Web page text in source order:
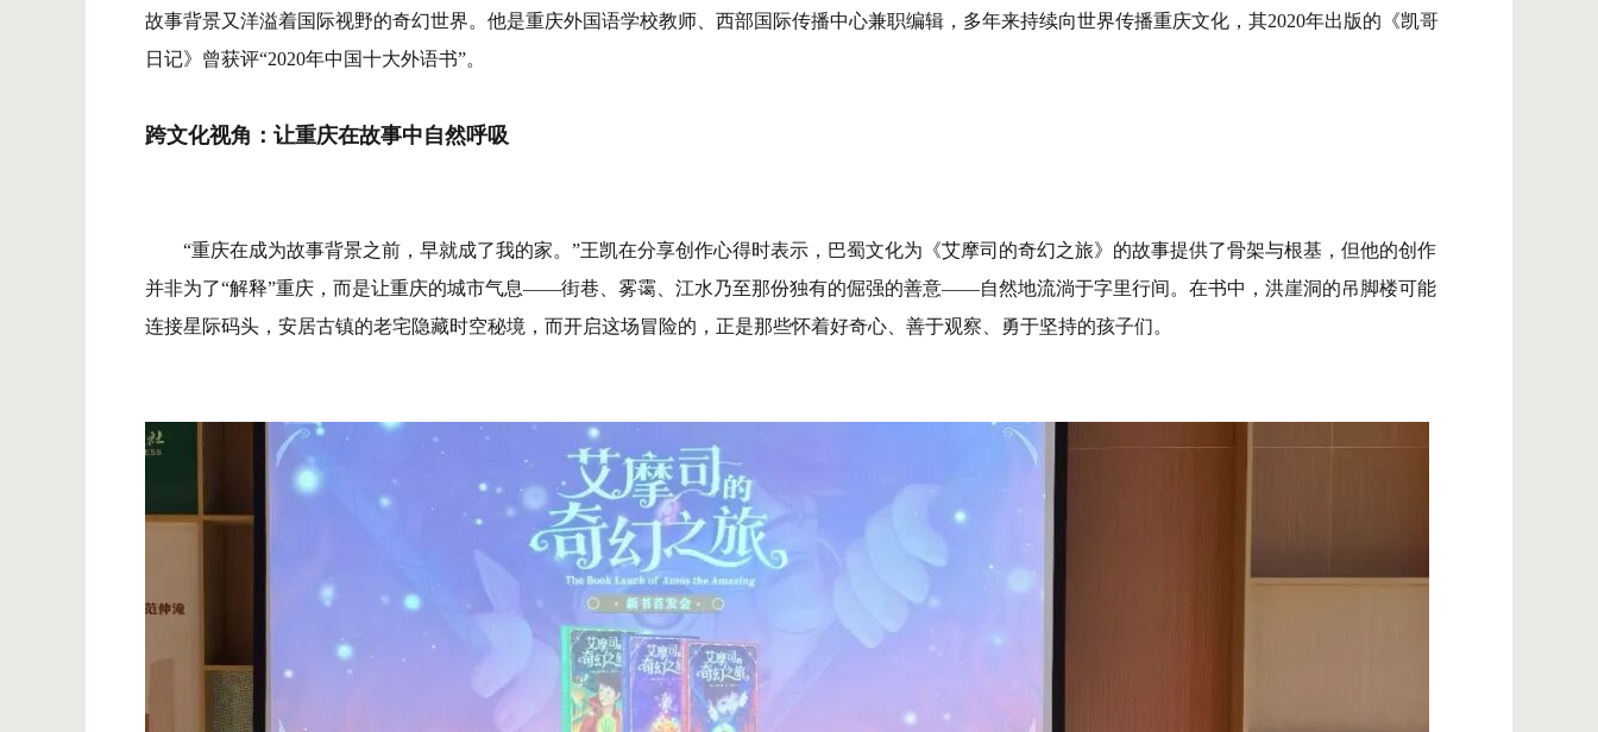
故事背景又洋溢着国际视野的奇幻世界。他是重庆外国语学校教师、西部国际传播中心兼职编辑，多年来持续向世界传播重庆文化，其2020年出版的《凯哥
日记》曾获评“2020年中国十大外语书”。
跨文化视角：让重庆在故事中自然呼吸
“重庆在成为故事背景之前，早就成了我的家。”王凯在分享创作心得时表示，巴蜀文化为《艾摩司的奇幻之旅》的故事提供了骨架与根基，但他的创作
并非为了“解释”重庆，而是让重庆的城市气息——街巷、雾霭、江水乃至那份独有的倔强的善意——自然地流淌于字里行间。在书中，洪崖洞的吊脚楼可能
连接星际码头，安居古镇的老宅隐藏时空秘境，而开启这场冒险的，正是那些怀着好奇心、善于观察、勇于坚持的孩子们。